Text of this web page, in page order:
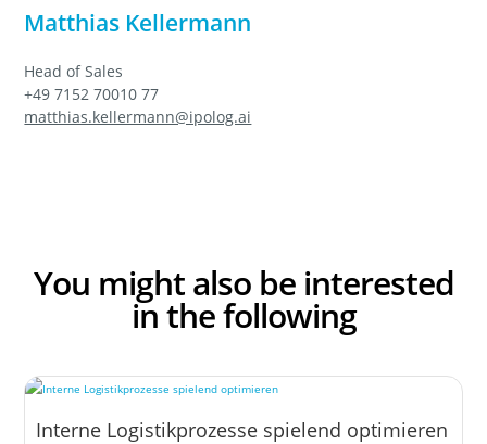
Matthias Kellermann
Head of Sales
+49 7152 70010 77
matthias.kellermann@ipolog.ai
You might also be interested
in the following
Interne Logistikprozesse spielend optimieren